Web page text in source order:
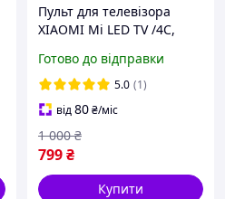
Пульт для телевізора
XIAOMI Mi LED TV /4C,
працює через bluetooth
Готово до відправки
5.0 (1)
від80₴/міс
799₴
1 000 ₴
Купити